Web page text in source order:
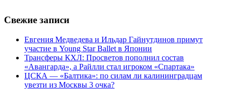
Свежие записи
Евгения Медведева и Ильдар Гайнутдинов примут
участие в Young Star Ballet в Японии
Трансферы КХЛ: Просветов пополнил состав
«Авангарда», а Райлли стал игроком «Спартака»
ЦСКА — «Балтика»: по силам ли калининградцам
увезти из Москвы 3 очка?